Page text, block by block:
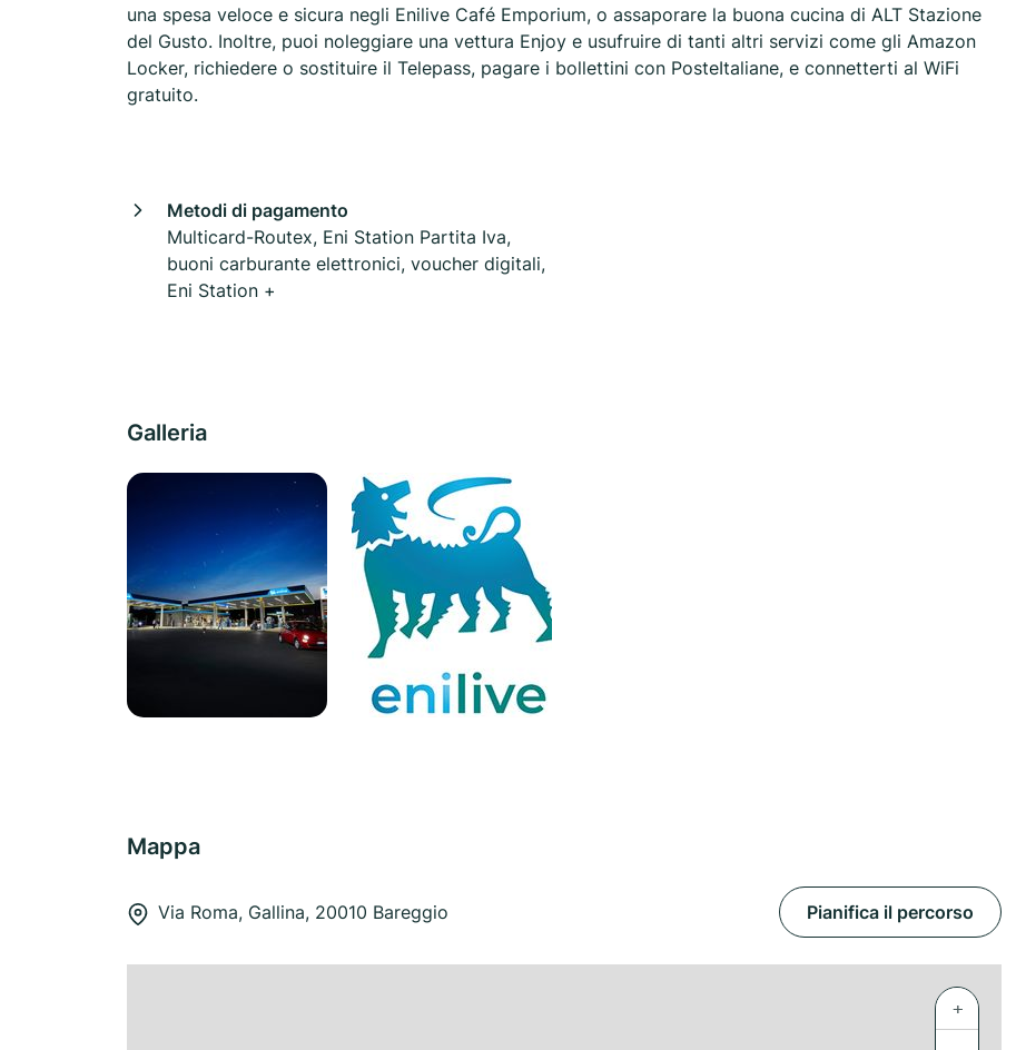
una spesa veloce e sicura negli Enilive Café Emporium, o assaporare la buona cucina di ALT Stazione
del Gusto. Inoltre, puoi noleggiare una vettura Enjoy e usufruire di tanti altri servizi come gli Amazon
Locker, richiedere o sostituire il Telepass, pagare i bollettini con PosteItaliane, e connetterti al WiFi
gratuito.
Metodi di pagamento
Multicard-Routex, Eni Station Partita Iva,
buoni carburante elettronici, voucher digitali,
Eni Station +
Galleria
Mappa
Via Roma, Gallina, 20010 Bareggio Pianifica il percorso
+